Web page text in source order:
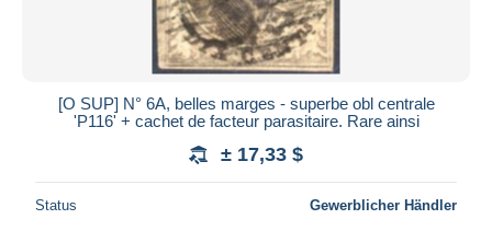
[O SUP] N° 6A, belles marges - superbe obl centrale
'P116' + cachet de facteur parasitaire. Rare ainsi
± 17,33 $
Status Gewerblicher Händler